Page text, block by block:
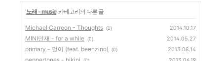
'노래 - music' 카테고리의 다른 글
Michael Carreon - Thoughts (1) 2014.10.17
MINI민재 - for a while (0) 2014.05.27
primary - 멀어 (feat. beenzino) (0) 2013.08.14